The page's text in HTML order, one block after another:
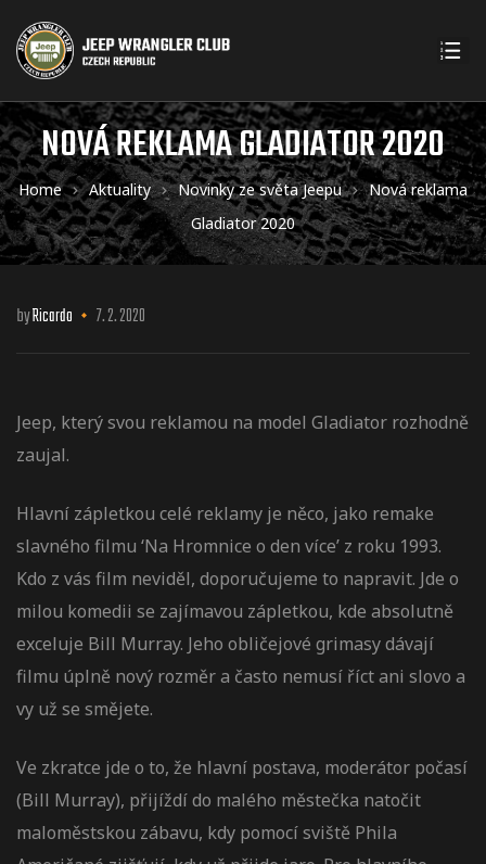
NOVÁ REKLAMA GLADIATOR 2020
Home Aktuality Novinky ze světa Jeepu
Nová reklama
Gladiator 2020
byRicardo 7. 2. 2020
Jeep, který svou reklamou na model Gladiator rozhodně
zaujal.
Hlavní zápletkou celé reklamy je něco, jako remake
slavného filmu ‘Na Hromnice o den více’ z roku 1993.
Kdo z vás film neviděl, doporučujeme to napravit. Jde o
milou komedii se zajímavou zápletkou, kde absolutně
exceluje Bill Murray. Jeho obličejové grimasy dávají
filmu úplně nový rozměr a často nemusí říct ani slovo a
vy už se smějete.
Ve zkratce jde o to, že hlavní postava, moderátor počasí
(Bill Murray), přijíždí do malého městečka natočit
maloměstskou zábavu, kdy pomocí sviště Phila